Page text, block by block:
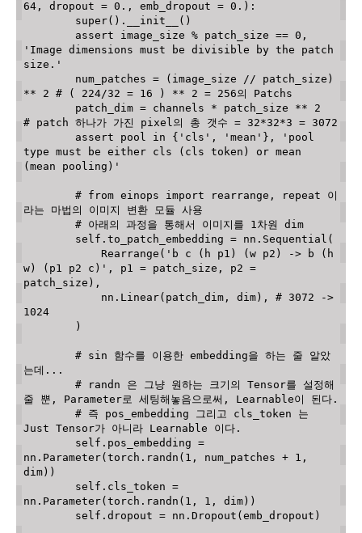
64 , dropout = 0 . , emb_dropout = 0 . ) :
super( ) . __init__ ( )
assert image_size % patch_size == 0 ,
'Image dimensions must be divisible by the patch
size.'
        num_patches
= ( image_size // patch_size )
**
2 # ( 224/32 = 16 ) ** 2 = 256의 Patchs
        patch_dim
= channels * patch_size **
2
# patch 하나가 가진 pixel의 총 갯수 = 32*32*3 = 3072
assert pool in { 'cls' , 'mean' } ,
'pool
type must be either cls (cls token) or mean
(mean pooling)'
# from einops import rearrange, repeat 이
라는 마법의 이미지 변환 모듈 사용
# 아래의 과정을 통해서 이미지를 1차원 dim
        self
. to_patch_embedding = nn . Sequential (
            Rearrange
( 'b c (h p1) (w p2) -> b (h
w) (p1 p2 c)' , p1 = patch_size , p2 =
patch_size ) ,
            nn
. Linear( patch_dim , dim ) ,
# 3072 ->
1024
)
# sin 함수를 이용한 embedding을 하는 줄 알았
는데...
# randn 은 그냥 원하는 크기의 Tensor를 설정해
줄 뿐, Parameter로 세팅해놓음으로써, Learnable이 된다.
# 즉 pos_embedding 그리고 cls_token 는
Just Tensor가 아니라 Learnable 이다.
        self
. pos_embedding =
nn . Parameter( torch . randn ( 1 , num_patches + 1 ,
dim ) )
        self
. cls_token =
nn . Parameter( torch . randn ( 1 , 1 , dim ) )
        self
. dropout = nn . Dropout ( emb_dropout )